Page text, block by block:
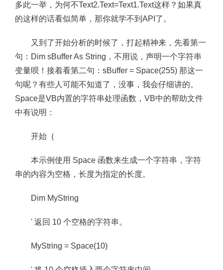
多此一举，为何不Text2.Text=Text1.Text这样？如果真
的这样的话看似简单，那你就学不到API了。
又到了开始分析的时候了，打起精神来，先看第一
句：Dim sBuffer As String，不用说，声明一个字符串
变量呗！接着看第二句：sBuffer = Space(255) 那这一
句呢？有些人可能不知道了，没事，我会仔细讲的。
Space是VB内置的字符串处理函数，VB中的帮助文件
中有说明：
开始｛
本示例使用 Space 函数来生成一个字符串，字符
串的内容为空格，长度为指定的长度。
Dim MyString
' 返回 10 个空格的字符串。
MyString = Space(10)